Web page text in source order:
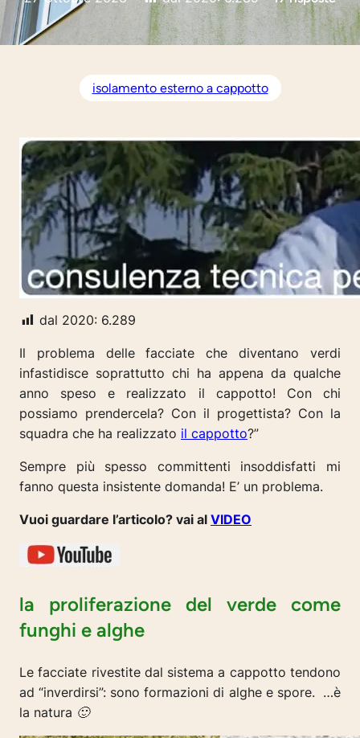
isolamento esterno a cappotto
dal 2020: 6.289
Il problema delle facciate che diventano verdi
infastidisce soprattutto chi ha appena da qualche
anno speso e realizzato il cappotto! Con chi
possiamo prendercela? Con il progettista? Con la
squadra che ha realizzato il cappotto?”
Sempre più spesso committenti insoddisfatti mi
fanno questa insistente domanda! E’ un problema.
Vuoi guardare l’articolo? vai al VIDEO
la proliferazione del verde come
funghi e alghe
Le facciate rivestite dal sistema a cappotto tendono
ad “inverdirsi”: sono formazioni di alghe e spore. …è
la natura 🙂